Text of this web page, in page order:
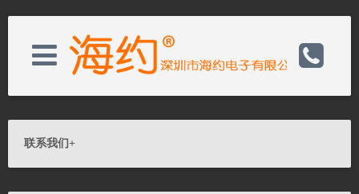
关于我们
新闻资讯
电话：0755-82728050
联系我们+